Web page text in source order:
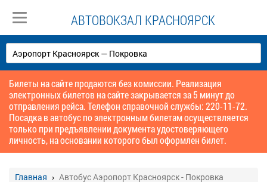
АВТОВОКЗАЛ КРАСНОЯРСК
Билеты на сайте продаются без комиссии. Реализация
электронных билетов на сайте закрывается за 5 минут до
отправления рейса. Телефон справочной службы: 220-11-72.
Посадка в автобус по электронным билетам осуществляется
только при предъявлении документа удостоверяющего
личность, на основании которого был оформлен билет.
Главная Автобус Аэропорт Красноярск - Покровка